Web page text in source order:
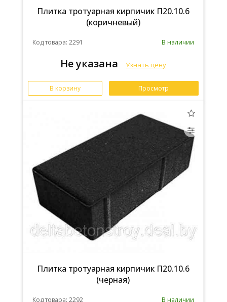
Плитка тротуарная кирпичик П20.10.6
(коричневый)
Код товара: 2291 В наличии
Не указана Узнать цену
В корзину Просмотр
Плитка тротуарная кирпичик П20.10.6
(черная)
Код товара: 2292 В наличии